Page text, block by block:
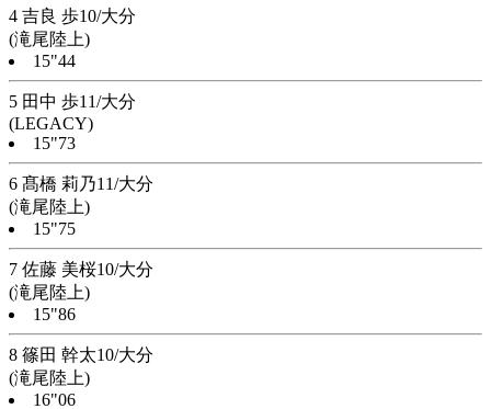
4 吉良 歩10/大分
(滝尾陸上)
15"44
5 田中 歩11/大分
(LEGACY)
15"73
6 髙橋 莉乃11/大分
(滝尾陸上)
15"75
7 佐藤 美桜10/大分
(滝尾陸上)
15"86
8 篠田 幹太10/大分
(滝尾陸上)
16"06